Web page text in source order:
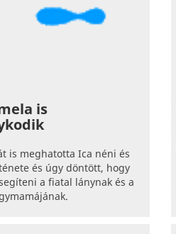
is
is meghatotta Ica néni és
és úgy döntött, hogy
a fiatal lánynak és a